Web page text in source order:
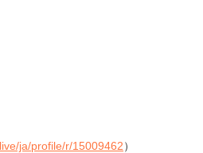
ja/profile/r/15009462）